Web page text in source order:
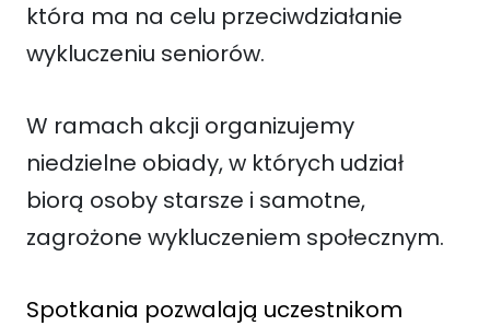
która ma na celu przeciwdziałanie
wykluczeniu seniorów.
W ramach akcji organizujemy
niedzielne obiady, w których udział
biorą osoby starsze i samotne,
zagrożone wykluczeniem społecznym.
Spotkania pozwalają uczestnikom